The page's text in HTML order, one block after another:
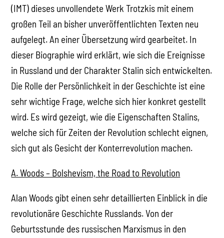
(IMT) dieses unvollendete Werk Trotzkis mit einem
großen Teil an bisher unveröffentlichten Texten neu
aufgelegt. An einer Übersetzung wird gearbeitet. In
dieser Biographie wird erklärt, wie sich die Ereignisse
in Russland und der Charakter Stalin sich entwickelten.
Die Rolle der Persönlichkeit in der Geschichte ist eine
sehr wichtige Frage, welche sich hier konkret gestellt
wird. Es wird gezeigt, wie die Eigenschaften Stalins,
welche sich für Zeiten der Revolution schlecht eignen,
sich gut als Gesicht der Konterrevolution machen.
A. Woods – Bolshevism, the Road to Revolution
Alan Woods gibt einen sehr detaillierten Einblick in die
revolutionäre Geschichte Russlands. Von der
Geburtsstunde des russischen Marxismus in den